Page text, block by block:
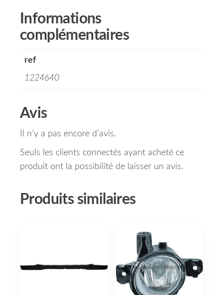
Informations
complémentaires
ref
1224640
Avis
Il n’y a pas encore d’avis.
Seuls les clients connectés ayant acheté ce
produit ont la possibilité de laisser un avis.
Produits similaires